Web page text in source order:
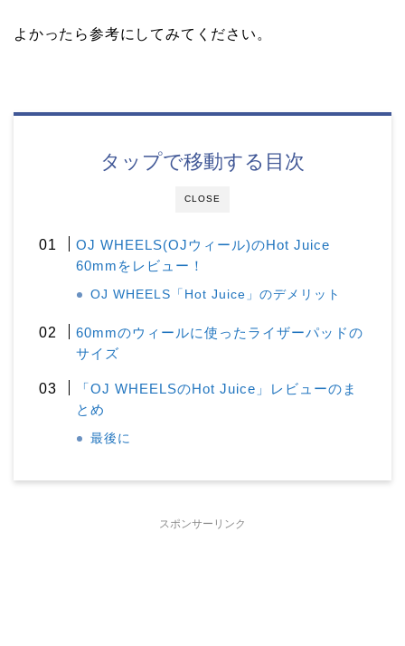
よかったら参考にしてみてください。
CLOSE
タップで移動する目次
OJ WHEELS(OJウィール)のHot Juice
60mmをレビュー！
OJ WHEELS「Hot Juice」のデメリット
60mmのウィールに使ったライザーパッドの
サイズ
「OJ WHEELSのHot Juice」レビューのま
とめ
最後に
スポンサーリンク